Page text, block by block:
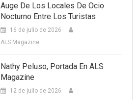
Auge De Los Locales De Ocio
Nocturno Entre Los Turistas
16 de julio de 2026
ALS Magazine
Nathy Peluso, Portada En ALS
Magazine
12 de julio de 2026